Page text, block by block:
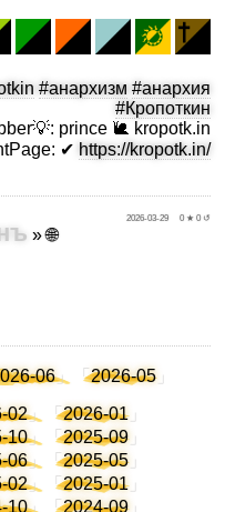
#анархизм #анархия
#Кропоткин
: prince 🐌 kropotk.in
: ✔ https://kropotk.in/
0 ★ 0 ↺
» 🌐
2026-03-29
06
2026-05
02
2026-01
10
2025-09
06
2025-05
02
2025-01
10 2024-09